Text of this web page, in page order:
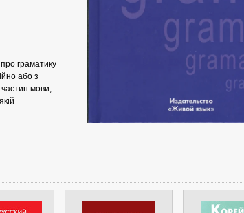
граматику
або з
частин мови,